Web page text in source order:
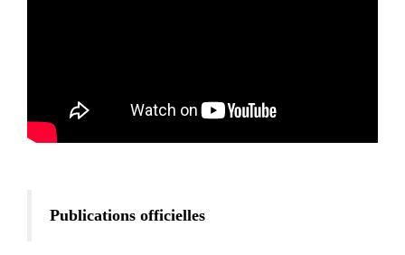
Publications officielles